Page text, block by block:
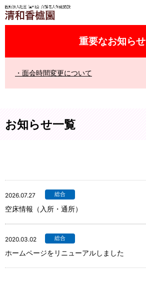
重要なお知らせ
面会時間変更について
お知らせ一覧
2026.07.27 総合
空床情報（入所・通所）
2020.03.02 総合
ホームページをリニューアルしました